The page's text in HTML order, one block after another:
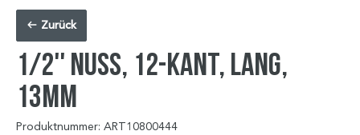
Zurück
1/2'' Nuss, 12-kant, lang,
13mm
Produktnummer: ART10800444